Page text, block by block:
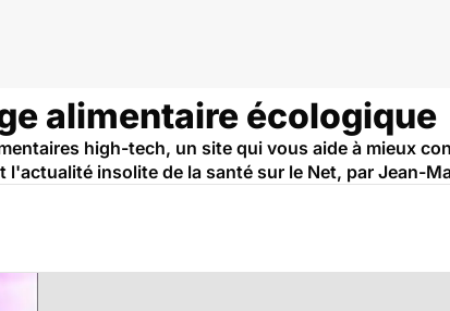
alimentaire écologique
high-tech, un site qui vous aide à mieux
insolite de la santé sur le Net, par Jean-